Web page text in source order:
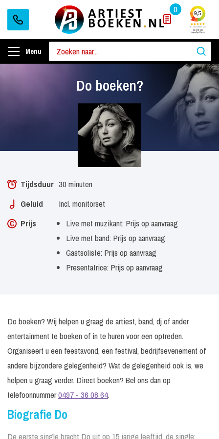
0
Menu
Do boeken?
Tijdsduur 30 minuten
Geluid
Incl. monitorset
Prijs
Live met muzikant: Prijs op aanvraag
Live met band: Prijs op aanvraag
Gastsoliste: Prijs op aanvraag
Presentatrice: Prijs op aanvraag
Do boeken? Wij helpen u graag de artiest, band, dj of ander
entertainment te boeken of in te huren voor een optreden.
Organiseert u een feestavond, een festival, bedrijfsevenement of
andere bijzondere gelegenheid? Wat de gelegenheid ook is, we
helpen u graag verder. Direct boeken? Bel ons dan op
telefoonnummer0497 - 36 08 64.
Biografie Do
De eerste single bracht Do uit op 15 jarige leeftijd, de single;